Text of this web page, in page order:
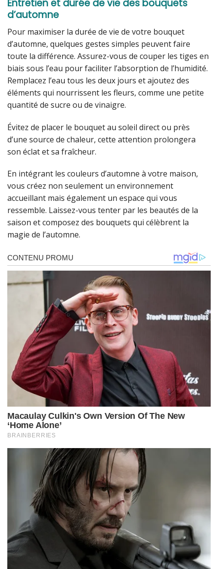
Entretien et durée de vie des bouquets
d’automne
Pour maximiser la durée de vie de votre bouquet
d’automne, quelques gestes simples peuvent faire
toute la différence. Assurez-vous de couper les tiges en
biais sous l’eau pour faciliter l’absorption de l’humidité.
Remplacez l’eau tous les deux jours et ajoutez des
éléments qui nourrissent les fleurs, comme une petite
quantité de sucre ou de vinaigre.
Évitez de placer le bouquet au soleil direct ou près
d’une source de chaleur, cette attention prolongera
son éclat et sa fraîcheur.
En intégrant les couleurs d’automne à votre maison,
vous créez non seulement un environnement
accueillant mais également un espace qui vous
ressemble. Laissez-vous tenter par les beautés de la
saison et composez des bouquets qui célèbrent la
magie de l’automne.